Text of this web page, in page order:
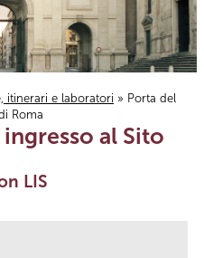
itinerari e laboratori » Porta del
Roma
al Sito
LIS